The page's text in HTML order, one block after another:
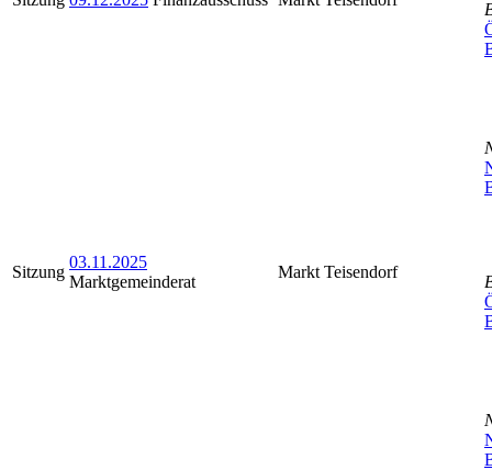
Sitzung
03.11.2025
Marktgemeinderat
Markt Teisendorf